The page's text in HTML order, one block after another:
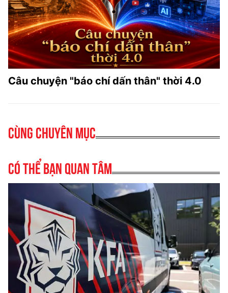
Câu chuyện "báo chí dấn thân" thời 4.0
Cùng chuyên mục
Có thể bạn quan tâm